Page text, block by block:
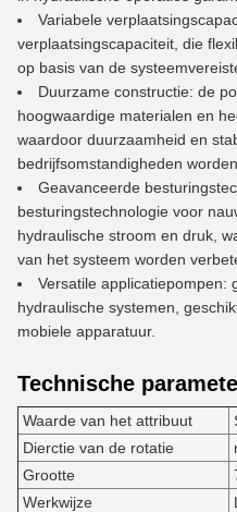
Variabele
verplaatsingscapaciteit, die
op basis van de
Duurzame constructie: de
hoogwaardige materialen en
waardoor duurzaamheid en
bedrijfsomstandigheden
Geavanceerde
besturingstechnologie voor
hydraulische stroom en druk,
van het systeem worden
Versatile applicatiepompen:
hydraulische systemen,
mobiele apparatuur.
Technische
Waarde van het attribuut
Dierctie van de rotatie
Grootte
Werkwijze